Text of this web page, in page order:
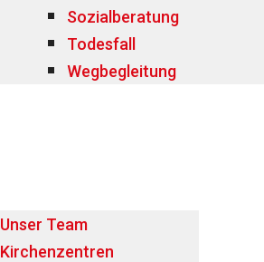
Sozialberatung
Todesfall
Wegbegleitung
Unser Team
Kirchenzentren